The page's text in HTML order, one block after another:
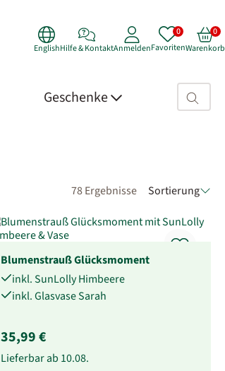
EnglishHilfe & KontaktAnmeldenFavoritenWarenkorb
Geschenke Suchfeld>
78 Ergebnisse Sortierung
Blumenstrauß Glücksmoment
inkl. SunLolly Himbeere
inkl. Glasvase Sarah
35,99 €
Lieferbar ab 10.08.